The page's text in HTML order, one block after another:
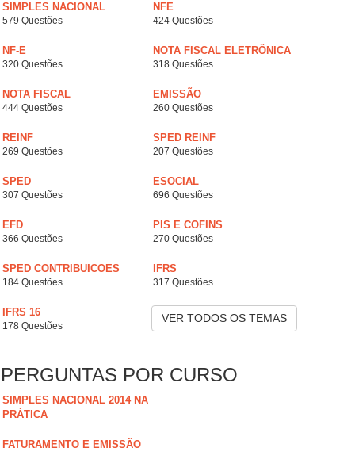
SIMPLES NACIONAL
579 Questões
NFE
424 Questões
NF-E
320 Questões
NOTA FISCAL ELETRÔNICA
318 Questões
NOTA FISCAL
444 Questões
EMISSÃO
260 Questões
REINF
269 Questões
SPED REINF
207 Questões
SPED
307 Questões
ESOCIAL
696 Questões
EFD
366 Questões
PIS E COFINS
270 Questões
SPED CONTRIBUICOES
184 Questões
IFRS
317 Questões
IFRS 16
178 Questões
VER TODOS OS TEMAS
PERGUNTAS POR CURSO
SIMPLES NACIONAL 2014 NA
PRÁTICA
FATURAMENTO E EMISSÃO